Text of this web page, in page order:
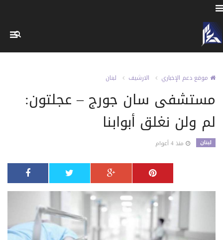
موقع دعم الإخباري الارشيف لبنان
مستشفى سان جورج – عجلتون:
لم ولن نغلق أبوابنا
لبنان منذ 4 أعوام